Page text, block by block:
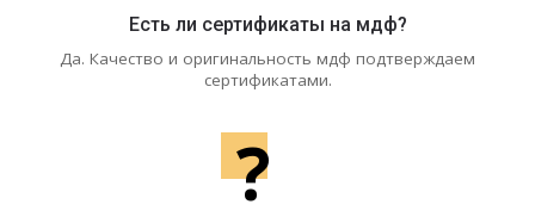
Есть ли сертификаты на мдф?
Да. Качество и оригинальность мдф подтверждаем
сертификатами.
?